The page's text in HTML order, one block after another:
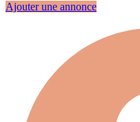
Ajouter une annonce